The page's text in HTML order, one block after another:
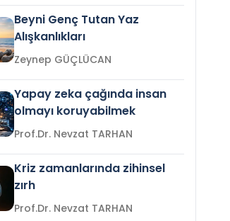
Beyni Genç Tutan Yaz
Alışkanlıkları
Zeynep GÜÇLÜCAN
Yapay zeka çağında insan
olmayı koruyabilmek
Prof.Dr. Nevzat TARHAN
Kriz zamanlarında zihinsel
zırh
Prof.Dr. Nevzat TARHAN